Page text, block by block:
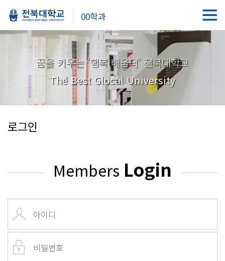
00학과
꿈을 키우는 '행복 배움터' 전북대학교
The Best Glocal University
로그인
Members Login